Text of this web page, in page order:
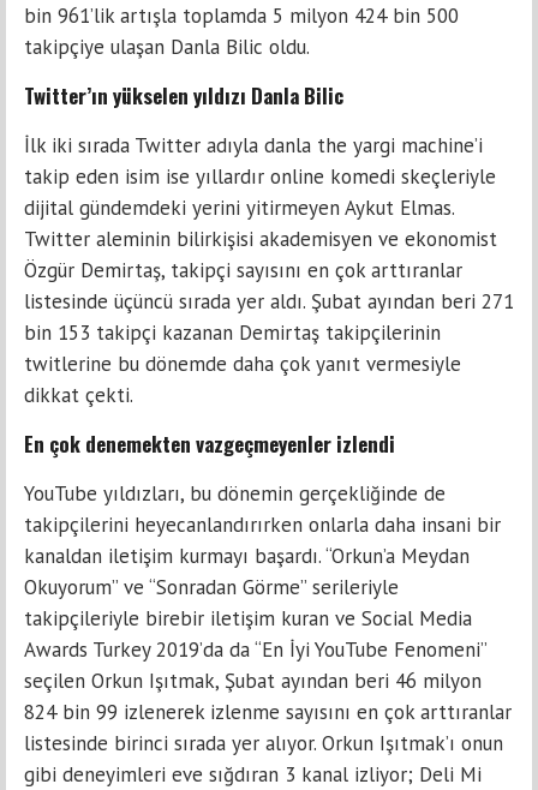
bin 961’lik artışla toplamda 5 milyon 424 bin 500
takipçiye ulaşan Danla Bilic oldu.
Twitter’ın yükselen yıldızı Danla Bilic
İlk iki sırada Twitter adıyla danla the yargi machine’i
takip eden isim ise yıllardır online komedi skeçle­riyle
dijital gündemdeki yerini yitirmeyen Aykut Elmas.
Twitter aleminin bilirkişisi akademisyen ve ekono­mist
Özgür Demirtaş, takipçi sayısını en çok arttıranlar
listesinde üçüncü sıra­da yer aldı. Şubat ayından beri 271
bin 153 takipçi kazanan Demirtaş takipçile­rinin
twitlerine bu dönemde daha çok yanıt vermesiyle
dikkat çekti.
En çok denemekten vazgeçmeyenler izlendi
You­Tube yıldızları, bu dönemin gerçekliğinde de
takipçilerini heyecanlandırırken onlarla daha insani bir
kanaldan iletişim kurmayı başardı. “Orkun’a Meydan
Okuyorum” ve “Sonradan Görme” serileriy­le
takipçileriyle birebir iletişim kuran ve Social Media
Awards Turkey 2019’da da “En İyi You­Tube Fenomeni”
seçilen Orkun Işıtmak, Şubat ayından beri 46 milyon
824 bin 99 izlenerek iz­lenme sayısını en çok arttıran­lar
listesinde birinci sırada yer alıyor. Orkun Işıtmak’ı onun
gibi deneyimleri eve sığdıran 3 kanal izliyor; Deli Mi